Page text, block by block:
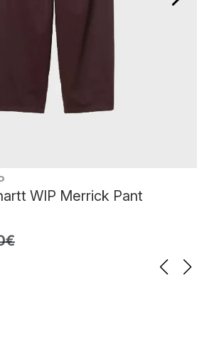
WIP Merrick Pant